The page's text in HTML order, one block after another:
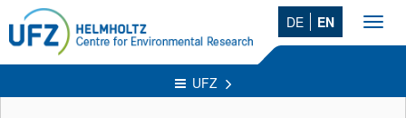
DE EN
UFZ